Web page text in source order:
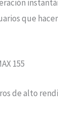
que
155
de alto